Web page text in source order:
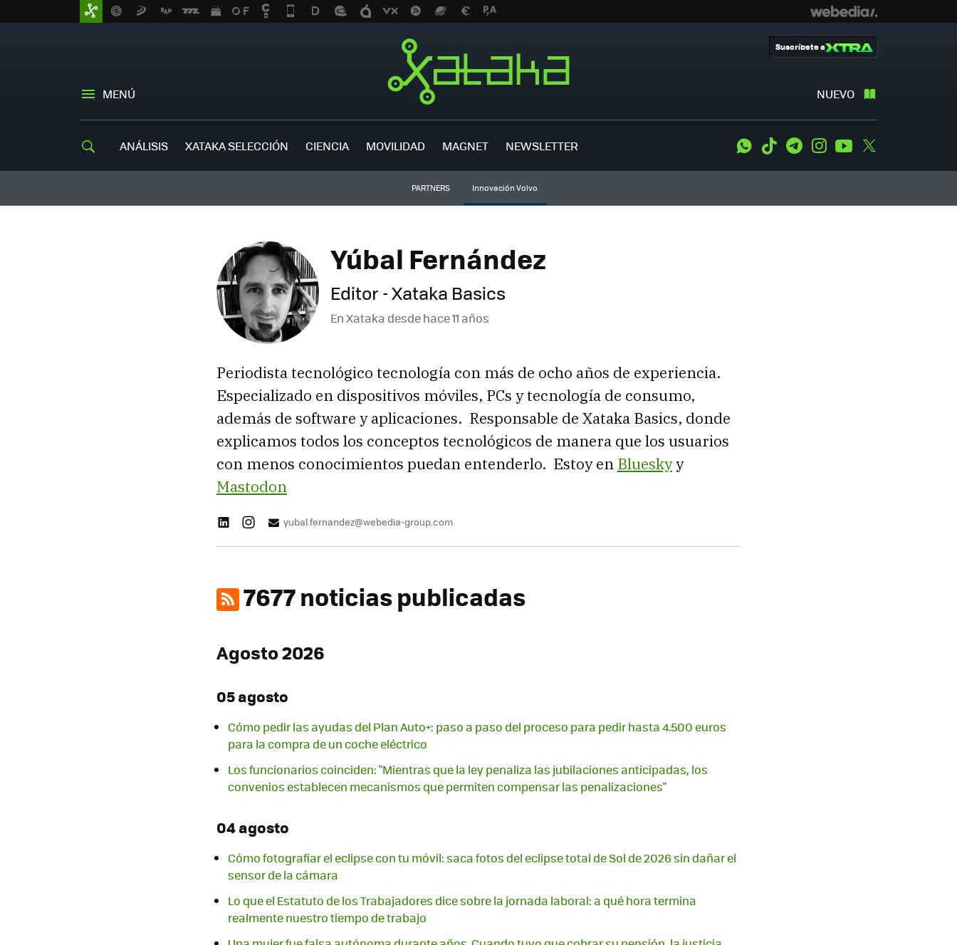
MENÚ NUEVO
Suscríbete a
ANÁLISIS XATAKA SELECCIÓN CIENCIA MOVILIDAD MAGNET NEWSLETTER WhatsApp
Tiktok TelegramInstagramYoutube
PARTNERS Innovación Volvo
Yúbal Fernández
Editor - Xataka Basics
En Xataka desdehace 11 años
Periodista tecnológico tecnología con más de ocho años de experiencia.
Especializado en dispositivos móviles, PCs y tecnología de consumo,
además de software y aplicaciones. Responsable de Xataka Basics, donde
explicamos todos los conceptos tecnológicos de manera que los usuarios
con menos conocimientos puedan entenderlo. Estoy en Blueskyy
Mastodon
yubal.fernandez@webedia-group.com
7677 noticias publicadas
Agosto 2026
05 agosto
Cómo pedir las ayudas del Plan Auto+: paso a paso del proceso para pedir hasta 4.500 euros
para la compra de un coche eléctrico
Los funcionarios coinciden: "Mientras que la ley penaliza las jubilaciones anticipadas, los
convenios establecen mecanismos que permiten compensar las penalizaciones"
04 agosto
Cómo fotografiar el eclipse con tu móvil: saca fotos del eclipse total de Sol de 2026 sin dañar el
sensor de la cámara
Lo que el Estatuto de los Trabajadores dice sobre la jornada laboral: a qué hora termina
realmente nuestro tiempo de trabajo